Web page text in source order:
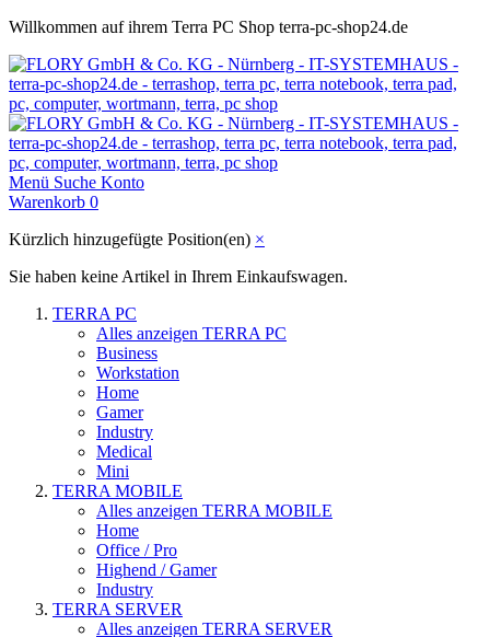
Willkommen auf ihrem Terra PC Shop terra-pc-shop24.de
Menü Suche Konto
Warenkorb 0
Kürzlich hinzugefügte Position(en) ×
Sie haben keine Artikel in Ihrem Einkaufswagen.
TERRA PC
Alles anzeigen TERRA PC
Business
Workstation
Home
Gamer
Industry
Medical
Mini
TERRA MOBILE
Alles anzeigen TERRA MOBILE
Home
Office / Pro
Highend / Gamer
Industry
TERRA SERVER
Alles anzeigen TERRA SERVER